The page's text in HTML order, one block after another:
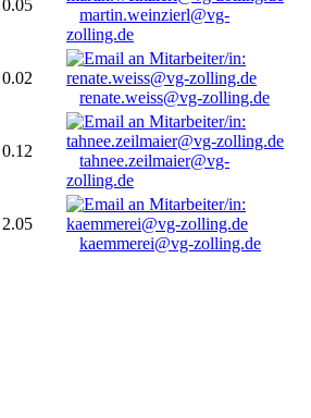
0.05
martin.weinzierl@vg-
zolling.de
0.02
renate.weiss@vg-zolling.de
0.12
tahnee.zeilmaier@vg-
zolling.de
2.05
kaemmerei@vg-zolling.de